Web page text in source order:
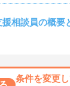
相談員の概要
条件を変更